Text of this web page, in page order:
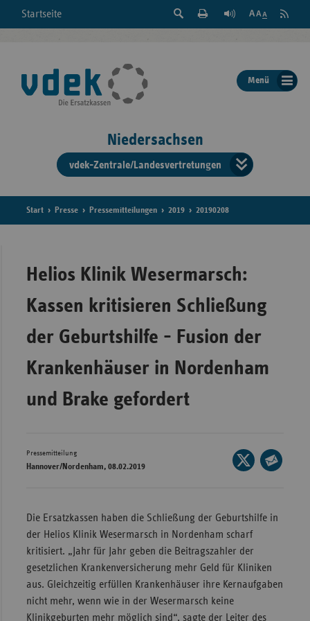
Startseite
Suche
der
Seite
Feed
Menü
Niedersachsen
vdek-Zentrale/Landesvertretungen
der
Start Presse Pressemitteilungen 2019 20190208
Helios Klinik Wesermarsch:
Kassen kritisieren Schließung
der Geburtshilfe - Fusion der
Krankenhäuser in Nordenham
und Brake gefordert
Pressemitteilung
Hannover/Nordenham, 08.02.2019
Seite
auf
E-
Die Ersatzkassen haben die Schließung der Geburtshilfe in
der Helios Klinik Wesermarsch in Nordenham scharf
kritisiert. „Jahr für Jahr geben die Beitragszahler der
gesetzlichen Krankenversicherung mehr Geld für Kliniken
aus. Gleichzeitig erfüllen Krankenhäuser ihre Kernaufgaben
nicht mehr, wenn wie in der Wesermarsch keine
Klinikgeburten mehr möglich sind“, sagte der Leiter des